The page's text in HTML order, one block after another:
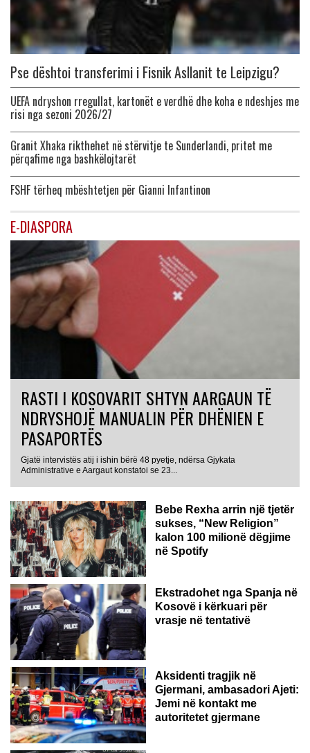
Pse dështoi transferimi i Fisnik Asllanit te Leipzigu?
UEFA ndryshon rregullat, kartonët e verdhë dhe koha e ndeshjes me
risi nga sezoni 2026/27
Granit Xhaka rikthehet në stërvitje te Sunderlandi, pritet me
përqafime nga bashkëlojtarët
FSHF tërheq mbështetjen për Gianni Infantinon
E-DIASPORA
RASTI I KOSOVARIT SHTYN AARGAUN TË
NDRYSHOJË MANUALIN PËR DHËNIEN E
PASAPORTËS
Gjatë intervistës atij i ishin bërë 48 pyetje, ndërsa Gjykata
Administrative e Aargaut konstatoi se 23...
Bebe Rexha arrin një tjetër
sukses, “New Religion”
kalon 100 milionë dëgjime
në Spotify
Ekstradohet nga Spanja në
Kosovë i kërkuari për
vrasje në tentativë
GJERMANI
Aksidenti tragjik në
Gjermani, ambasadori Ajeti:
Jemi në kontakt me
autoritetet gjermane